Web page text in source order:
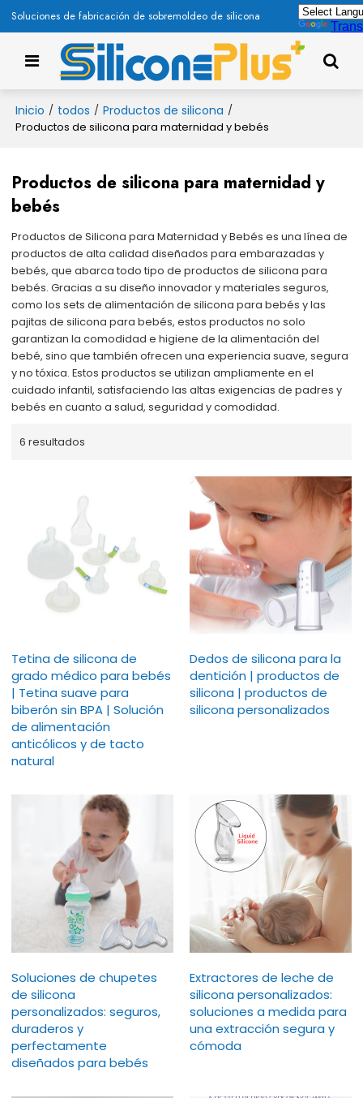
Soluciones de fabricación de sobremoldeo de silicona
Inicio / todos / Productos de silicona /
Productos de silicona para maternidad y bebés
Productos de silicona para maternidad y
bebés
Productos de Silicona para Maternidad y Bebés es una línea de
productos de alta calidad diseñados para embarazadas y
bebés, que abarca todo tipo de productos de silicona para
bebés. Gracias a su diseño innovador y materiales seguros,
como los sets de alimentación de silicona para bebés y las
pajitas de silicona para bebés, estos productos no solo
garantizan la comodidad e higiene de la alimentación del
bebé, sino que también ofrecen una experiencia suave, segura
y no tóxica. Estos productos se utilizan ampliamente en el
cuidado infantil, satisfaciendo las altas exigencias de padres y
bebés en cuanto a salud, seguridad y comodidad.
6 resultados
Tetina de silicona de
grado médico para bebés
| Tetina suave para
biberón sin BPA | Solución
de alimentación
anticólicos y de tacto
natural
Dedos de silicona para la
dentición | productos de
silicona | productos de
silicona personalizados
Soluciones de chupetes
de silicona
personalizados: seguros,
duraderos y
perfectamente
diseñados para bebés
Extractores de leche de
silicona personalizados:
soluciones a medida para
una extracción segura y
cómoda